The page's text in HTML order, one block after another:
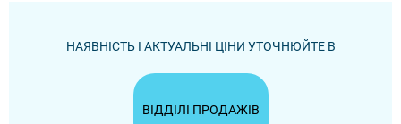
НАЯВНІСТЬ І АКТУАЛЬНІ ЦІНИ УТОЧНЮЙТЕ В
ВІДДІЛІ ПРОДАЖІВ